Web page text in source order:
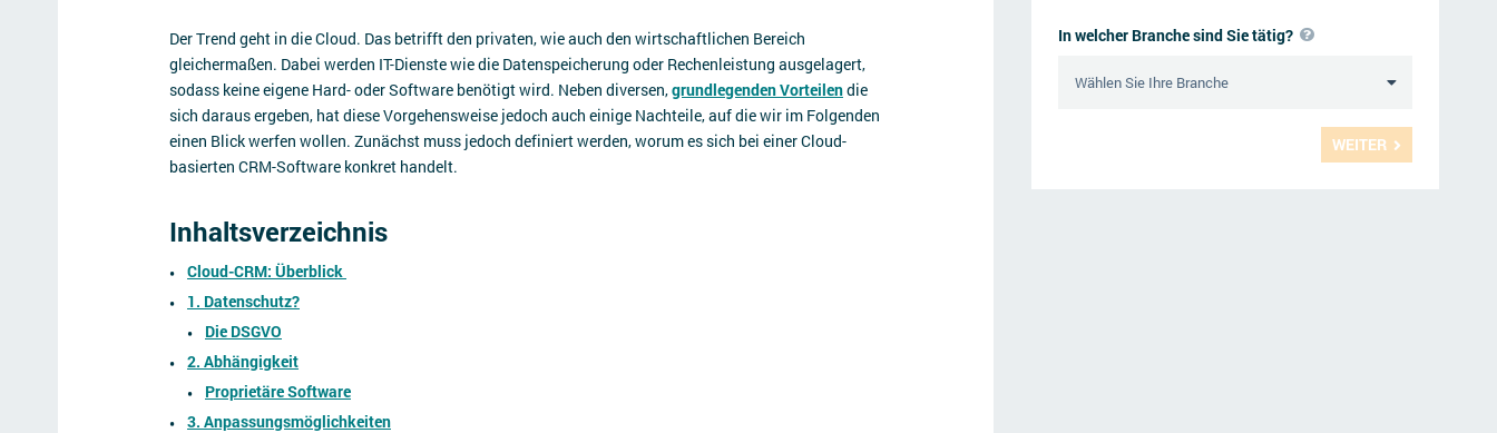
Der Trend geht in die Cloud. Das betrifft den privaten, wie auch den wirtschaftlichen Bereich
gleichermaßen. Dabei werden IT-Dienste wie die Datenspeicherung oder Rechenleistung ausgelagert,
sodass keine eigene Hard- oder Software benötigt wird. Neben diversen,grundlegenden Vorteilendie
sich daraus ergeben, hat diese Vorgehensweise jedoch auch einige Nachteile, auf die wir im Folgenden
einen Blick werfen wollen. Zunächst muss jedoch definiert werden, worum es sich bei einer Cloud-
basierten CRM-Software konkret handelt.
Inhaltsverzeichnis
Cloud-CRM: Überblick
1. Datenschutz?
Die DSGVO
2. Abhängigkeit
Proprietäre Software
3. Anpassungsmöglichkeiten
WEITER
In welcher Branche sind Sie tätig?